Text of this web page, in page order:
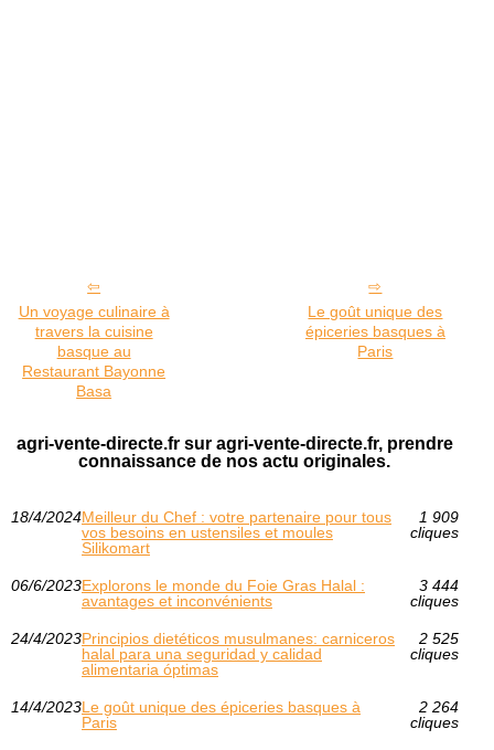
Un voyage culinaire à
travers la cuisine
basque au
Restaurant Bayonne
Basa
Le goût unique des
épiceries basques à
Paris
agri-vente-directe.fr sur agri-vente-directe.fr, prendre
connaissance de nos actu originales.
18/4/2024Meilleur du Chef : votre partenaire pour tous
vos besoins en ustensiles et moules
Silikomart
1 909
cliques
06/6/2023Explorons le monde du Foie Gras Halal :
avantages et inconvénients
3 444
cliques
24/4/2023Principios dietéticos musulmanes: carniceros
halal para una seguridad y calidad
alimentaria óptimas
2 525
cliques
14/4/2023Le goût unique des épiceries basques à
Paris
2 264
cliques